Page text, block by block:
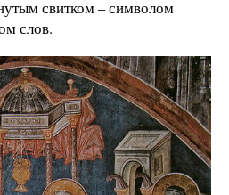
свитком – символом
слов.